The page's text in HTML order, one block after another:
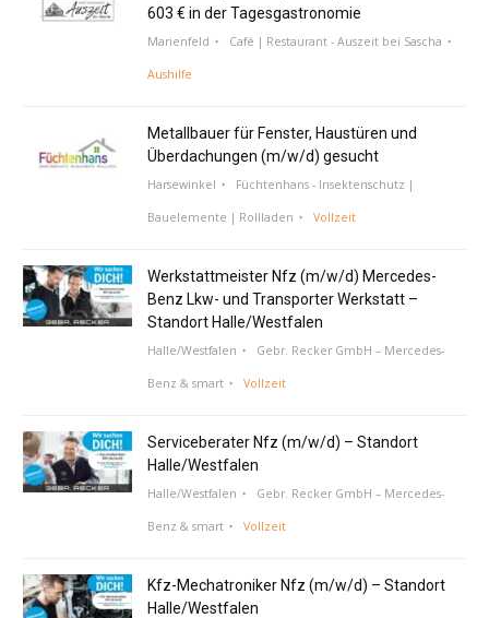
603 € in der Tagesgastronomie
Marienfeld Café | Restaurant - Auszeit bei Sascha
Aushilfe
Metallbauer für Fenster, Haustüren und
Überdachungen (m/w/d) gesucht
Harsewinkel Füchtenhans - Insektenschutz |
Bauelemente | Rollladen Vollzeit
Werkstattmeister Nfz (m/w/d) Mercedes-
Benz Lkw- und Transporter Werkstatt –
Standort Halle/Westfalen
Halle/Westfalen Gebr. Recker GmbH – Mercedes-
Benz & smart Vollzeit
Serviceberater Nfz (m/w/d) – Standort
Halle/Westfalen
Halle/Westfalen Gebr. Recker GmbH – Mercedes-
Benz & smart Vollzeit
Kfz-Mechatroniker Nfz (m/w/d) – Standort
Halle/Westfalen